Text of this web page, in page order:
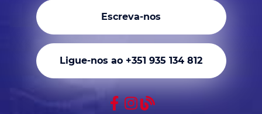
Escreva-nos
Ligue-nos ao +351 935 134 812